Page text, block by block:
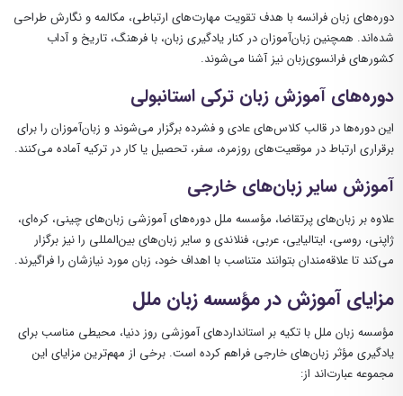
دوره‌های زبان فرانسه با هدف تقویت مهارت‌های ارتباطی، مکالمه و نگارش طراحی
شده‌اند. همچنین زبان‌آموزان در کنار یادگیری زبان، با فرهنگ، تاریخ و آداب
کشورهای فرانسوی‌زبان نیز آشنا می‌شوند.
دوره‌های آموزش زبان ترکی استانبولی
این دوره‌ها در قالب کلاس‌های عادی و فشرده برگزار می‌شوند و زبان‌آموزان را برای
برقراری ارتباط در موقعیت‌های روزمره، سفر، تحصیل یا کار در ترکیه آماده می‌کنند.
آموزش سایر زبان‌های خارجی
علاوه بر زبان‌های پرتقاضا، مؤسسه ملل دوره‌های آموزشی زبان‌های چینی، کره‌ای،
ژاپنی، روسی، ایتالیایی، عربی، فنلاندی و سایر زبان‌های بین‌المللی را نیز برگزار
می‌کند تا علاقه‌مندان بتوانند متناسب با اهداف خود، زبان مورد نیازشان را فراگیرند.
مزایای آموزش در مؤسسه زبان ملل
مؤسسه زبان ملل با تکیه بر استانداردهای آموزشی روز دنیا، محیطی مناسب برای
یادگیری مؤثر زبان‌های خارجی فراهم کرده است. برخی از مهم‌ترین مزایای این
مجموعه عبارت‌اند از: